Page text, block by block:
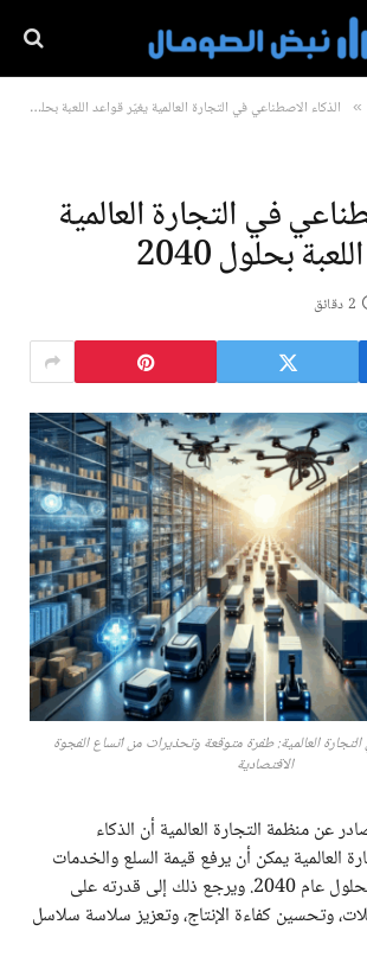
» الذكاء الاصطناعي في التجارة العالمية يغيّر قواعد اللعبة بحلول 2040
في التجارة العالمية
بحلول 2040
2 دقائق
العالمية: طفرة متوقعة وتحذيرات من اتساع الفجوة
الاقتصادية
عن منظمة التجارة العالمية أن الذكاء
العالمية يمكن أن يرفع قيمة السلع والخدمات
بنسبة تقارب 40% بحلول عام 2040. ويرجع ذلك إلى قدرته على
وتحسين كفاءة الإنتاج، وتعزيز سلاسة سلاسل